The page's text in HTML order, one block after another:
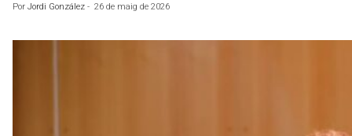
Por Jordi González - 26 de maig de 2026